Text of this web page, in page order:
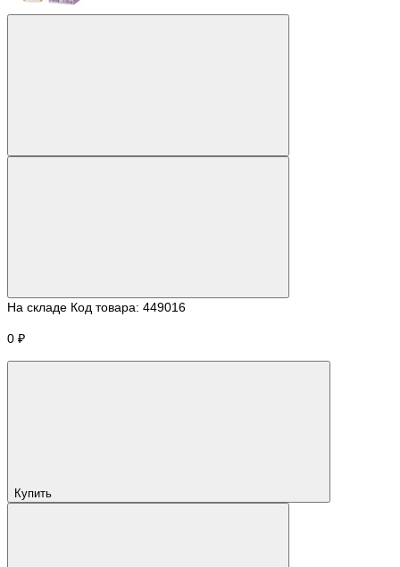
На складе Код товара: 449016
0 ₽
Купить